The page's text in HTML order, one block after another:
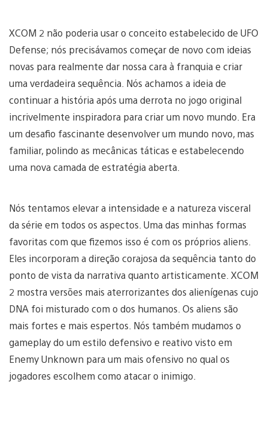
XCOM 2 não poderia usar o conceito estabelecido de UFO
Defense; nós precisávamos começar de novo com ideias
novas para realmente dar nossa cara à franquia e criar
uma verdadeira sequência. Nós achamos a ideia de
continuar a história após uma derrota no jogo original
incrivelmente inspiradora para criar um novo mundo. Era
um desafio fascinante desenvolver um mundo novo, mas
familiar, polindo as mecânicas táticas e estabelecendo
uma nova camada de estratégia aberta.
Nós tentamos elevar a intensidade e a natureza visceral
da série em todos os aspectos. Uma das minhas formas
favoritas com que fizemos isso é com os próprios aliens.
Eles incorporam a direção corajosa da sequência tanto do
ponto de vista da narrativa quanto artisticamente. XCOM
2 mostra versões mais aterrorizantes dos alienígenas cujo
DNA foi misturado com o dos humanos. Os aliens são
mais fortes e mais espertos. Nós também mudamos o
gameplay do um estilo defensivo e reativo visto em
Enemy Unknown para um mais ofensivo no qual os
jogadores escolhem como atacar o inimigo.